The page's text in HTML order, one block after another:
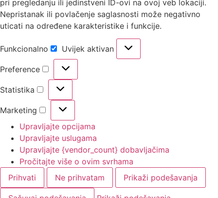
pri pregledanju ili jedinstveni ID-ovi na ovoj veb lokaciji.
Nepristanak ili povlačenje saglasnosti može negativno
uticati na određene karakteristike i funkcije.
Funkcionalno Uvijek aktivan
Preference
Statistika
Marketing
Upravljajte opcijama
Upravljajte uslugama
Upravljajte {vendor_count} dobavljačima
Pročitajte više o ovim svrhama
Prihvati
Ne prihvatam Prikaži podešavanja